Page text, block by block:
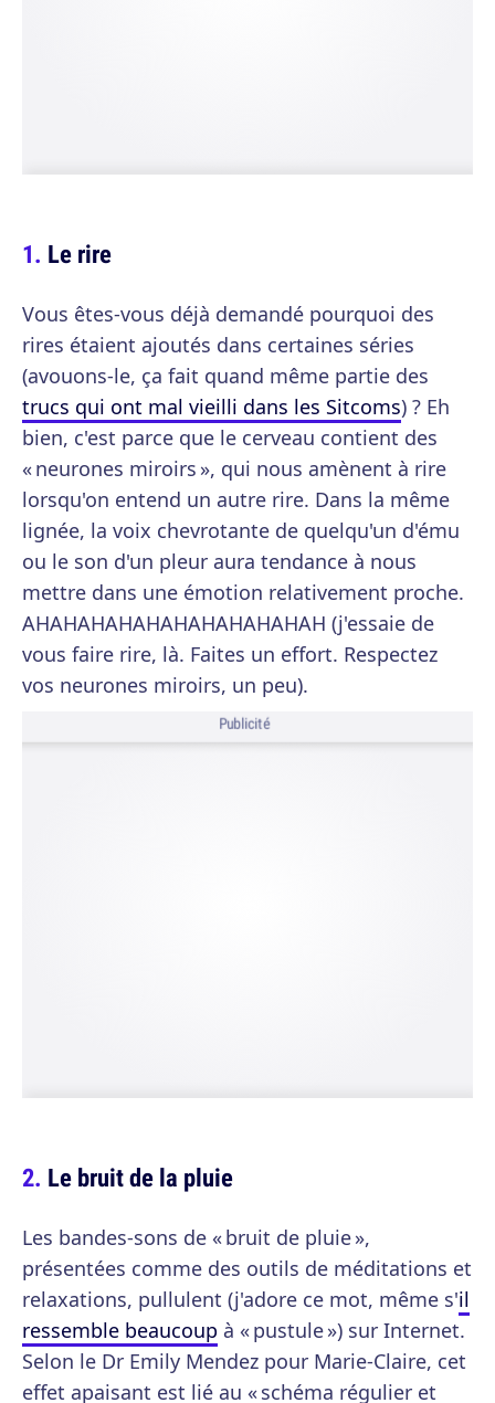
Le rire
Vous êtes-vous déjà demandé pourquoi des
rires étaient ajoutés dans certaines séries
(avouons-le, ça fait quand même partie des
trucs qui ont mal vieilli dans les Sitcoms) ? Eh
bien, c'est parce que le cerveau contient des
« neurones miroirs », qui nous amènent à rire
lorsqu'on entend un autre rire. Dans la même
lignée, la voix chevrotante de quelqu'un d'ému
ou le son d'un pleur aura tendance à nous
mettre dans une émotion relativement proche.
AHAHAHAHAHAHAHAHAHAHAH (j'essaie de
vous faire rire, là. Faites un effort. Respectez
vos neurones miroirs, un peu).
Publicité
Le bruit de la pluie
Les bandes-sons de « bruit de pluie »,
présentées comme des outils de méditations et
relaxations, pullulent (j'adore ce mot, même s'il
ressemble beaucoup à « pustule ») sur Internet.
Selon le Dr Emily Mendez pour Marie-Claire, cet
effet apaisant est lié au « schéma régulier et